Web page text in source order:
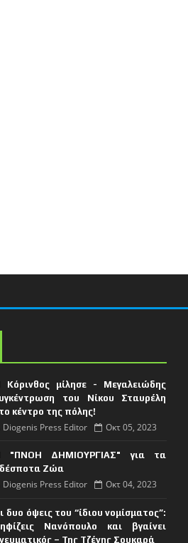
Κόρινθος μίλησε - Μεγαλειώδης
του Νίκου Σταυρέλη
κέντρο της πόλης!
Diogenis Press Editor Οκτ 05, 2023
"ΠΝΟΗ ΔΗΜΙΟΥΡΓΙΑΣ" για τα
Ζώα
Diogenis Press Editor Οκτ 04, 2023
δυο όψεις του “ίδιου νομίσματος”:
Νανόπουλο και βγαίνει
– Της Τζένης Σουκαρά